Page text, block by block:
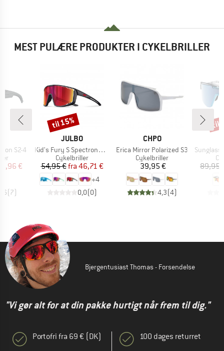
MEST PULÆRE PRODUKTER I CYKELBRILLER
S2-4
pris
€
(7)
MÆRKE
JULBO
Artikel
Kid's Fury S Spectron3 (VLT 13%)
Produktgruppe
Cykelbriller
Pris
54,95 € Nedsat pris
fra 46,71 €
+4
0,0(0)
Rabat
til 15%
MÆRKE
CHPO
Artikel
Erica Mirror Polarized S3
Produktgruppe
Cykelbriller
Pris
39,95 €
4,3(4)
Artikel
89,95
til
Bjergentusiast Thomas - Forsendelse
"Vi gør alt for at din pakke hurtigt når frem til dig."
Portofri fra 69 € (DK)
100 dages returret